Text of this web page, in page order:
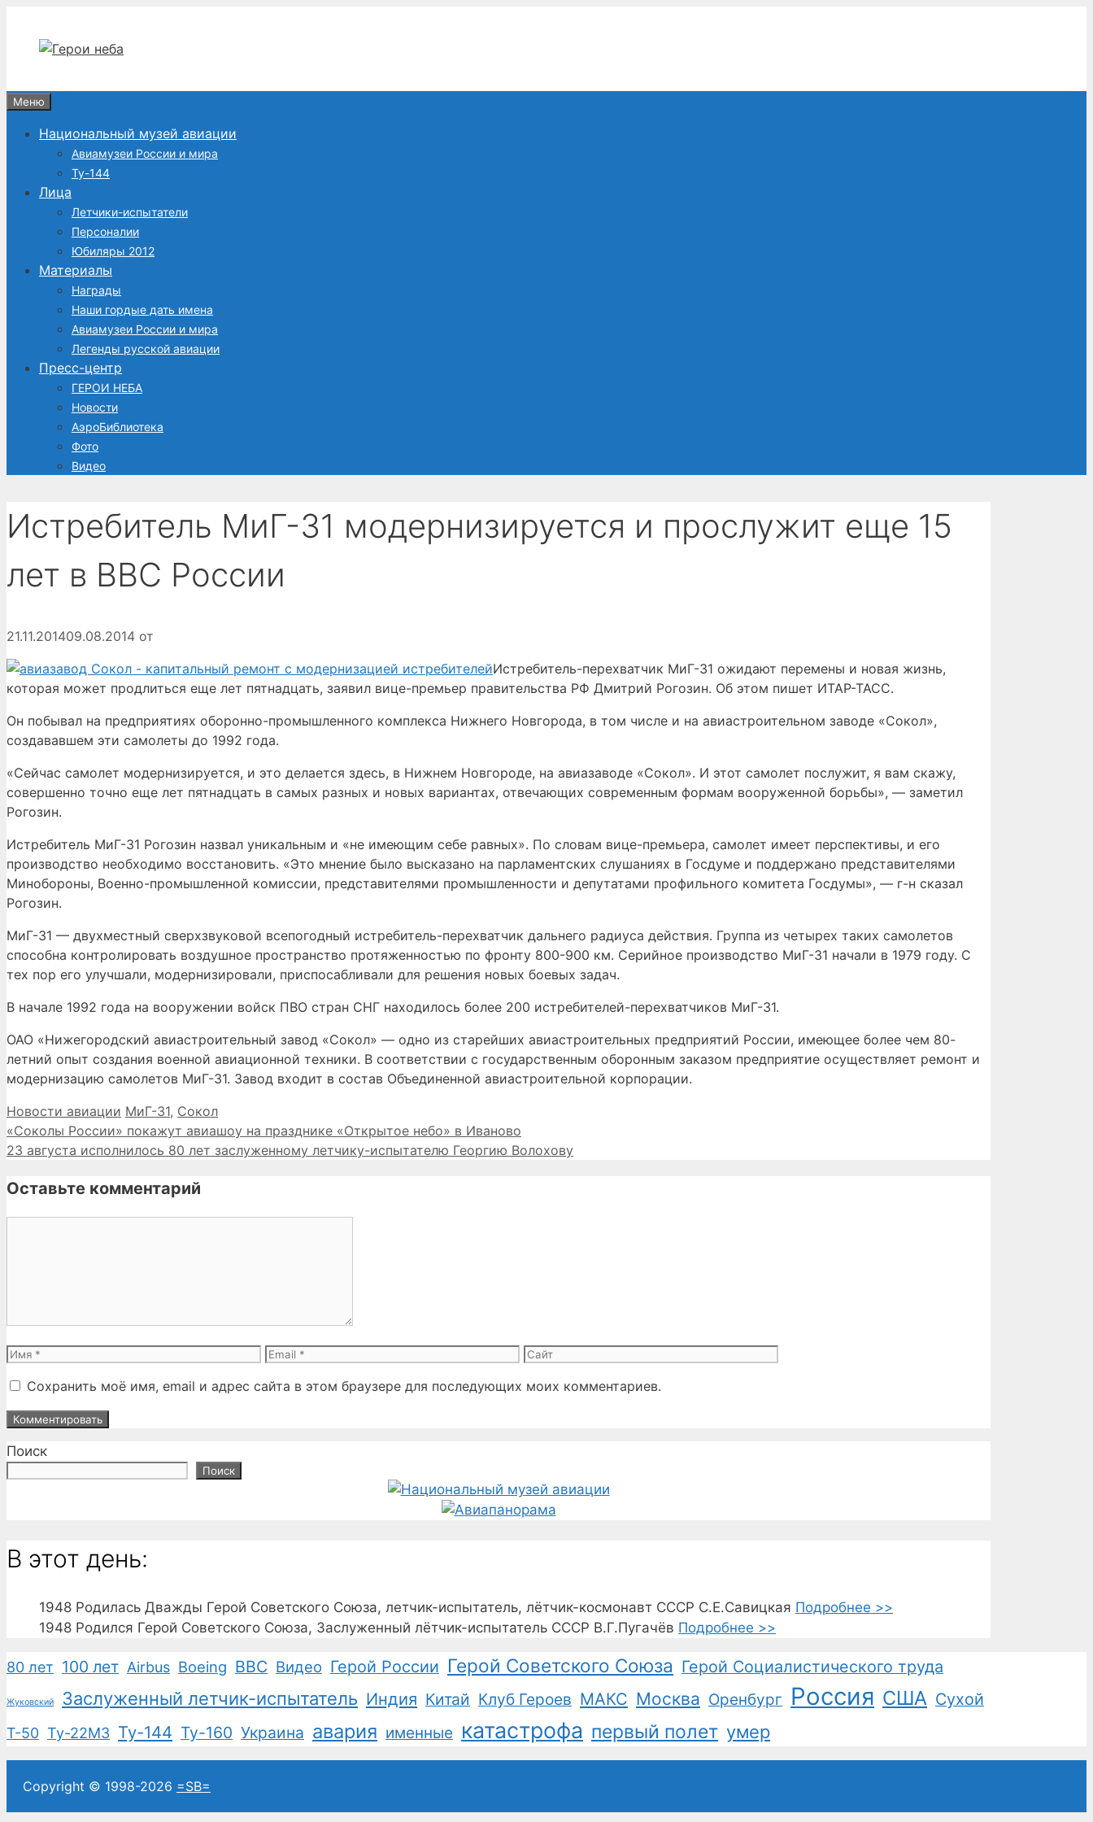
содержимому
Меню
Национальный музей авиации
Авиамузеи России и мира
Ту-144
Лица
Летчики-испытатели
Персоналии
Юбиляры 2012
Материалы
Награды
Наши гордые дать имена
Авиамузеи России и мира
Легенды русской авиации
Пресс-центр
ГЕРОИ НЕБА
Новости
АэроБиблиотека
Фото
Видео
Истребитель МиГ-31 модернизируется и прослужит еще 15
лет в ВВС России
21.11.201409.08.2014 от
Истребитель-перехватчик МиГ-31 ожидают перемены и новая жизнь,
которая может продлиться еще лет пятнадцать, заявил вице-премьер правительства РФ Дмитрий Рогозин. Об этом пишет ИТАР-ТАСС.
Он побывал на предприятиях оборонно-промышленного комплекса Нижнего Новгорода, в том числе и на авиастроительном заводе «Сокол»,
создававшем эти самолеты до 1992 года.
«Сейчас самолет модернизируется, и это делается здесь, в Нижнем Новгороде, на авиазаводе «Сокол». И этот самолет послужит, я вам скажу,
совершенно точно еще лет пятнадцать в самых разных и новых вариантах, отвечающих современным формам вооруженной борьбы», — заметил
Рогозин.
Истребитель МиГ-31 Рогозин назвал уникальным и «не имеющим себе равных». По словам вице-премьера, самолет имеет перспективы, и его
производство необходимо восстановить. «Это мнение было высказано на парламентских слушаниях в Госдуме и поддержано представителями
Минобороны, Военно-промышленной комиссии, представителями промышленности и депутатами профильного комитета Госдумы», — г-н сказал
Рогозин.
МиГ-31 — двухместный сверхзвуковой всепогодный истребитель-перехватчик дальнего радиуса действия. Группа из четырех таких самолетов
способна контролировать воздушное пространство протяженностью по фронту 800-900 км. Серийное производство МиГ-31 начали в 1979 году. С
тех пор его улучшали, модернизировали, приспосабливали для решения новых боевых задач.
В начале 1992 года на вооружении войск ПВО стран СНГ находилось более 200 истребителей-перехватчиков МиГ-31.
ОАО «Нижегородский авиастроительный завод «Сокол» — одно из старейших авиастроительных предприятий России, имеющее более чем 80-
летний опыт создания военной авиационной техники. В соответствии с государственным оборонным заказом предприятие осуществляет ремонт и
модернизацию самолетов МиГ-31. Завод входит в состав Объединенной авиастроительной корпорации.
Рубрики
Новости авиации Метки
МиГ-31, Сокол
«Соколы России» покажут авиашоу на празднике «Открытое небо» в Иваново
23 августа исполнилось 80 лет заслуженному летчику-испытателю Георгию Волохову
Оставьте комментарий
Имя Email Сайт
Сохранить моё имя, email и адрес сайта в этом браузере для последующих моих комментариев.
Поиск
Поиск
В этот день:
1948 Родилась Дважды Герой Советского Союза, летчик-испытатель, лётчик-космонавт СССР С.Е.Савицкая Подробнее >>
1948 Родился Герой Советского Союза, Заслуженный лётчик-испытатель СССР В.Г.Пугачёв Подробнее >>
80 лет 100 лет Airbus Boeing ВВС Видео Герой России Герой Советского Союза Герой Социалистического труда
Жуковский Заслуженный летчик-испытатель Индия Китай Клуб Героев МАКС Москва Оренбург Россия США Сухой
Т-50 Ту-22М3 Ту-144 Ту-160 Украина авария именные катастрофа первый полет умер
Copyright © 1998-2026 =SB=